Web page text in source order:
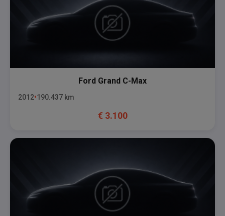
Ford Grand C-Max
2012 190.437 km
€ 3.100